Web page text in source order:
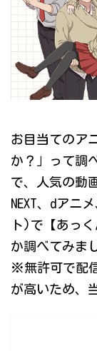
お目当てのア
か？」って調
で、人気の動
NEXT、dアニ
ト)で【あっ
か調べてみま
※無許可で配
が高いため、